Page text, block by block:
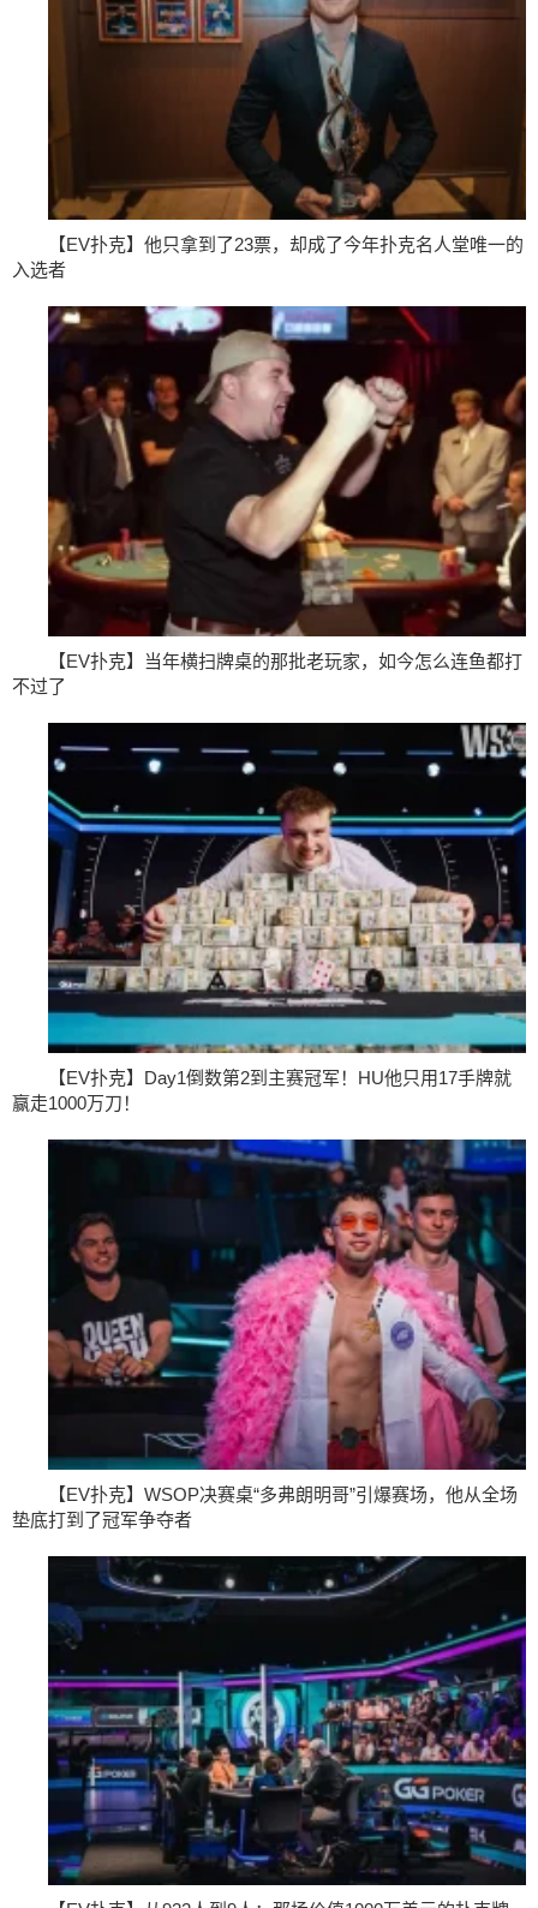
【EV扑克】他只拿到了23票，却成了今年扑克名人堂唯一的
入选者
【EV扑克】当年横扫牌桌的那批老玩家，如今怎么连鱼都打
不过了
【EV扑克】Day1倒数第2到主赛冠军！HU他只用17手牌就
赢走1000万刀！
【EV扑克】WSOP决赛桌“多弗朗明哥”引爆赛场，他从全场
垫底打到了冠军争夺者